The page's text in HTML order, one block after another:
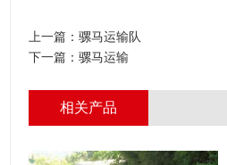
上一篇： 骡马运输队
下一篇： 骡马运输
相关产品